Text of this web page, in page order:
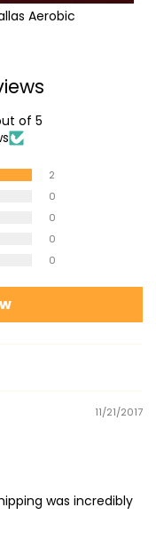
Aerobic
of 5
2
0
0
0
0
11/21/2017
was incredibly